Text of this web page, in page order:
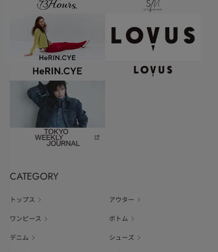
CATEGORY
トップス アウター
ワンピース ボトム
デニム シューズ